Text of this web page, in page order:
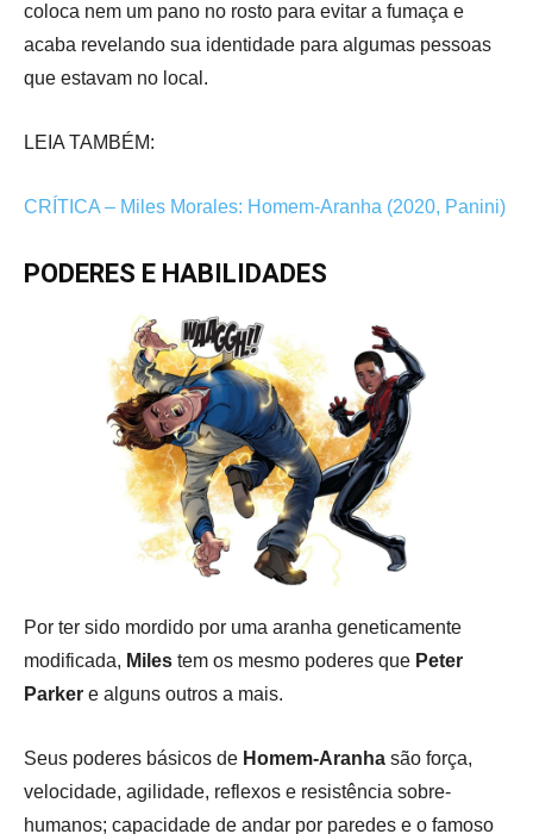
coloca nem um pano no rosto para evitar a fumaça e
acaba revelando sua identidade para algumas pessoas
que estavam no local.
LEIA TAMBÉM:
CRÍTICA – Miles Morales: Homem-Aranha (2020, Panini)
PODERES E HABILIDADES
Por ter sido mordido por uma aranha geneticamente
modificada, Miles tem os mesmo poderes que Peter
Parker e alguns outros a mais.
Seus poderes básicos de Homem-Aranha são força,
velocidade, agilidade, reflexos e resistência sobre-
humanos; capacidade de andar por paredes e o famoso